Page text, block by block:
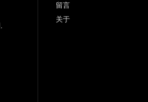
.
留言
关于